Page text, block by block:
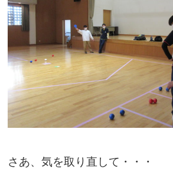
さあ、気を取り直して・・・